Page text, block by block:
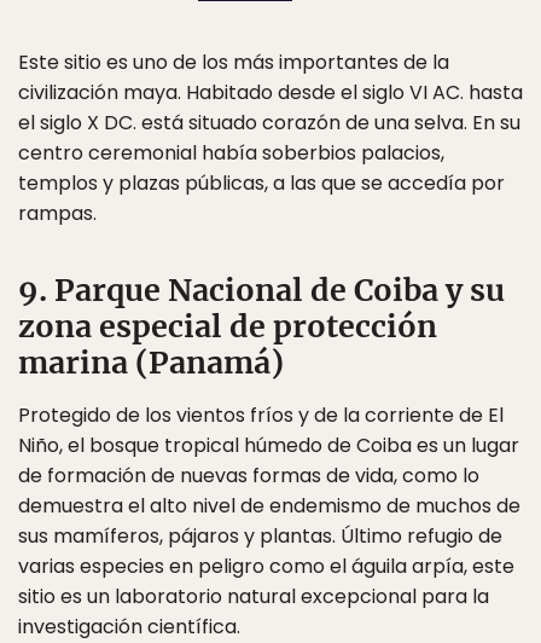
Este sitio es uno de los más importantes de la
civilización maya. Habitado desde el siglo VI AC. hasta
el siglo X DC. está situado corazón de una selva. En su
centro ceremonial había soberbios palacios,
templos y plazas públicas, a las que se accedía por
rampas.
9. Parque Nacional de Coiba y su
zona especial de protección
marina (Panamá)
Protegido de los vientos fríos y de la corriente de El
Niño, el bosque tropical húmedo de Coiba es un lugar
de formación de nuevas formas de vida, como lo
demuestra el alto nivel de endemismo de muchos de
sus mamíferos, pájaros y plantas. Último refugio de
varias especies en peligro como el águila arpía, este
sitio es un laboratorio natural excepcional para la
investigación científica.